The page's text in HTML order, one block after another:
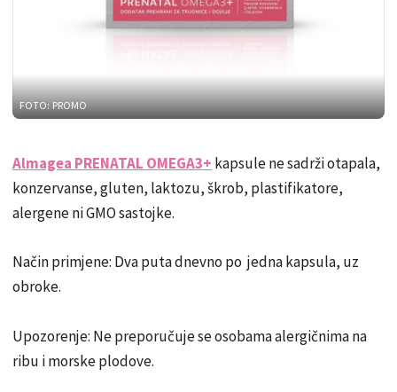
FOTO: PROMO
Almagea PRENATAL OMEGA3+ kapsule ne sadrži otapala,
konzervanse, gluten, laktozu, škrob, plastifikatore,
alergene ni GMO sastojke.
Način primjene: Dva puta dnevno po jedna kapsula, uz
obroke.
Upozorenje: Ne preporučuje se osobama alergičnima na
ribu i morske plodove.